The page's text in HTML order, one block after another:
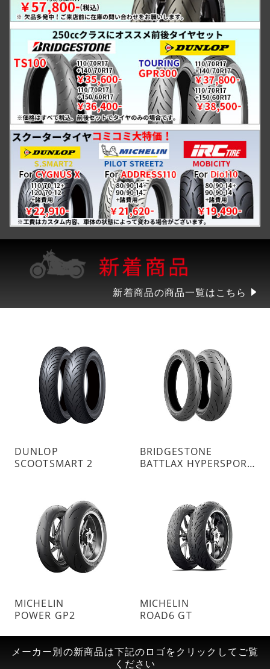
新着商品の商品一覧はこちら
DUNLOP
SCOOTSMART 2
BRIDGESTONE
BATTLAX HYPERSPORT S23
MICHELIN
POWER GP2
MICHELIN
ROAD6 GT
メーカー別の新商品は下記のロゴをクリックしてご覧
ください